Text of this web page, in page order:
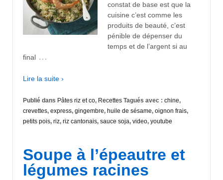
constat de base est que la
cuisine c’est comme les
produits de beauté, c’est
pénible de dépenser du
temps et de l’argent si au
final …
Lire la suite ›
Publié dans Pâtes riz et co, Recettes Tagués avec : chine,
crevettes, express, gingembre, huile de sésame, oignon frais,
petits pois, riz, riz cantonais, sauce soja, video, youtube
Soupe à l’épeautre et
légumes racines